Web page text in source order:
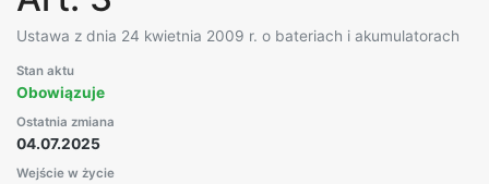
Ustawa z dnia 24 kwietnia 2009 r. o bateriach i akumulatorach
Stan aktu
Obowiązuje
Ostatnia zmiana
04.07.2025
Wejście w życie